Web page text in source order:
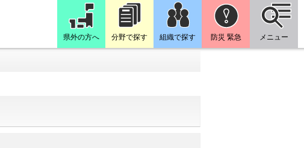
県外の方へ 分野で探す 組織で探す 防災 緊急 メニュー